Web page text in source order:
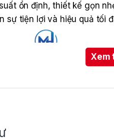
ổn định, thiết kế gọn
sự tiện lợi và hiệu quả tối
Xem